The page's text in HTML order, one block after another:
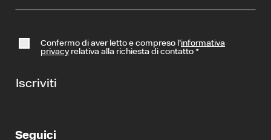
Confermo di aver letto e compreso l’informativa
privacyrelativa alla richiesta di contatto *
Iscriviti
Seguici